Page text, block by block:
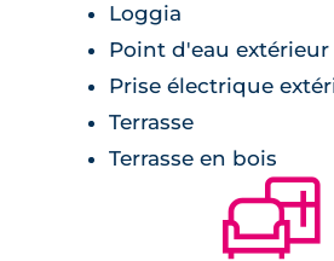
Loggia
Point d'eau extérieur
Prise électrique
Terrasse
Terrasse en bois
🛋